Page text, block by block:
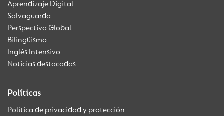
Aprendizaje Digital
Salvaguarda
Perspectiva Global
Bilingüismo
Inglés Intensivo
Noticias destacadas
Políticas
Política de privacidad y protección